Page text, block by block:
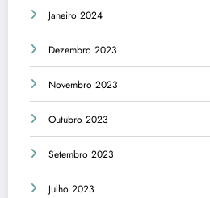
Janeiro 2024
Dezembro 2023
Novembro 2023
Outubro 2023
Setembro 2023
Julho 2023